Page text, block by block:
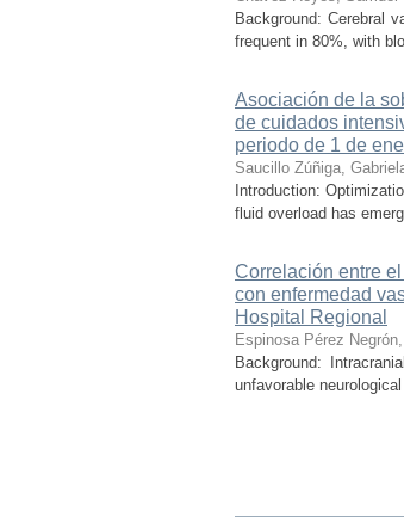
Background: Cerebral
frequent in 80%, with
Asociación de la
de cuidados
periodo de 1 de
Saucillo Zúñiga,
Introduction:
fluid overload has
Correlación entre
con enfermedad
Hospital Regional
Espinosa Pérez
Background:
unfavorable